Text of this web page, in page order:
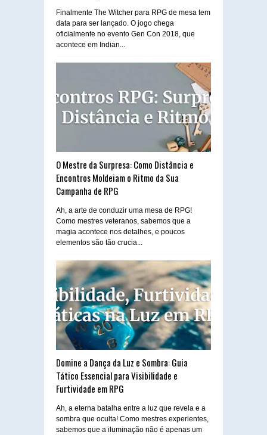
Finalmente The Witcher para RPG de mesa tem
data para ser lançado. O jogo chega
oficialmente no evento Gen Con 2018, que
acontece em Indian...
O Mestre da Surpresa: Como Distância e
Encontros Moldeiam o Ritmo da Sua
Campanha de RPG
Ah, a arte de conduzir uma mesa de RPG!
Como mestres veteranos, sabemos que a
magia acontece nos detalhes, e poucos
elementos são tão crucia...
Domine a Dança da Luz e Sombra: Guia
Tático Essencial para Visibilidade e
Furtividade em RPG
Ah, a eterna batalha entre a luz que revela e a
sombra que oculta! Como mestres experientes,
sabemos que a iluminação não é apenas um